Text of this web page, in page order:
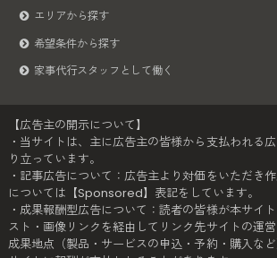
エリアから探す
希望条件から探す
家事代行スタッフとして働く
【広告主の開示について】
・当サイトは、主に広告主の皆様から支払われる
り立っています。
・記事広告について：広告主より対価をいただき
については【Sponsored】表記をしています。
・成果報酬型広告について：読者の皆様が本サイ
スト・画像リンクを経由してリンク先サイトの運
成果地点（製品・サービスの申込・予約・購入な